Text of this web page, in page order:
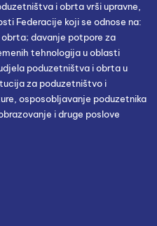
i obrta vrši upravne,
Federacije koji se odnose na:
davanje potpore za
tehnologija u oblasti
poduzetništva i obrta u
za poduzetništvo i
osposobljavanje poduzetnika
i druge poslove